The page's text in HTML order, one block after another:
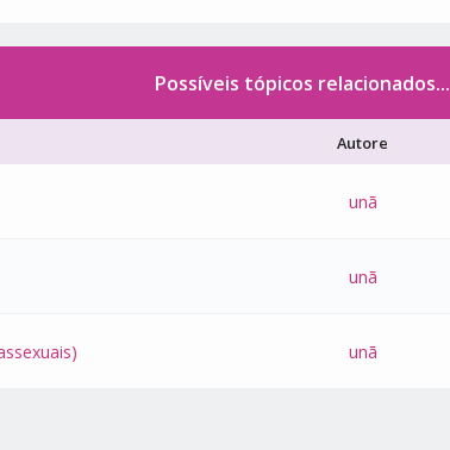
Possíveis tópicos relacionados...
Autore
unã
unã
unã